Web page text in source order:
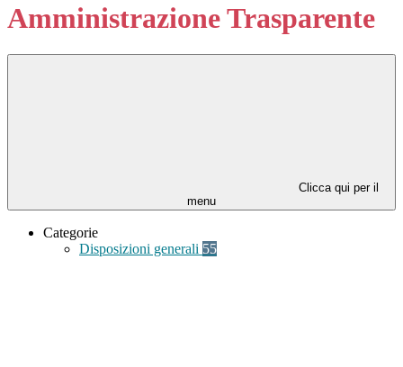
Amministrazione Trasparente
Clicca qui per il
menu
Categorie
Disposizioni generali 55